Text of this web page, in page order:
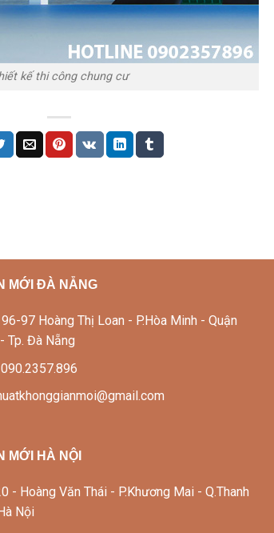
kế thi công chung cư
MỚI ĐÀ NẴNG
97 Hoàng Thị Loan - P.Hòa Minh - Quận
Tp. Đà Nẵng
MỚI HÀ NỘI
- Hoàng Văn Thái - P.Khương Mai - Q.Thanh
Nội